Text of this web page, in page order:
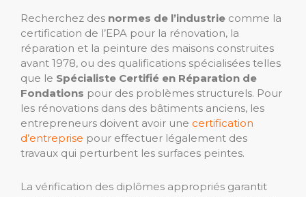
Recherchez des normes de l’industrie comme la
certification de l’EPA pour la rénovation, la
réparation et la peinture des maisons construites
avant 1978, ou des qualifications spécialisées telles
que le Spécialiste Certifié en Réparation de
Fondations pour des problèmes structurels. Pour
les rénovations dans des bâtiments anciens, les
entrepreneurs doivent avoir une certification
d’entreprise pour effectuer légalement des
travaux qui perturbent les surfaces peintes.
La vérification des diplômes appropriés garantit